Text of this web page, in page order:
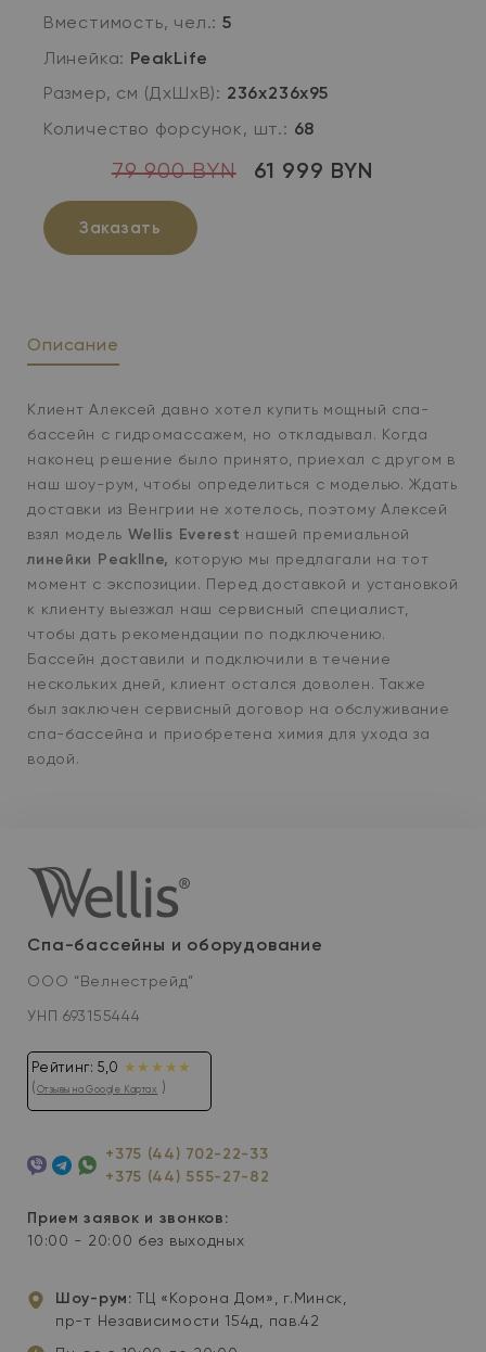
Вместимость, чел.:5
Линейка: PeakLife
Размер, см (ДхШхВ): 236х236х95
Количество форсунок, шт.: 68
79 900 BYN 61 999 BYN
Заказать
Описание
Клиент Алексей давно хотел купить мощный спа-
бассейн с гидромассажем, но откладывал. Когда
наконец решение было принято, приехал с другом в
наш шоу-рум, чтобы определиться с моделью. Ждать
доставки из Венгрии не хотелось, поэтому Алексей
взял модель Wellis Everest нашей премиальной
линейки PeaklIne, которую мы предлагали на тот
момент с экспозиции. Перед доставкой и установкой
к клиенту выезжал наш сервисный специалист,
чтобы дать р екомендации по подключению.
Бассейн доставили и подключили в течение
нескольких дней, клиент остался доволен. Также
был заключен сервисный договор на обслуживание
спа-бассейна и приобретена химия для ухода за
водой.
Спа-бассейны и оборудование
ООО “Велнестрейд”
УНП 693155444
Рейтинг: 5,0 ★★★★★
( Отзывы на Google Картах )
Telegram
WhatsApp
+375 (44) 702-22-33
+375 (44) 555-27-82
Прием заявок и звонков:
10:00 - 20:00 без выходных
Шоу-рум: ТЦ «Корона Дом», г.Минск,
пр-т Независимости 154д, пав.42